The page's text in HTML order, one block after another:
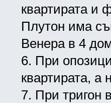
квартирата и
Плутон има
Венера в 4
6. При
квартирата, а
7. При тригон